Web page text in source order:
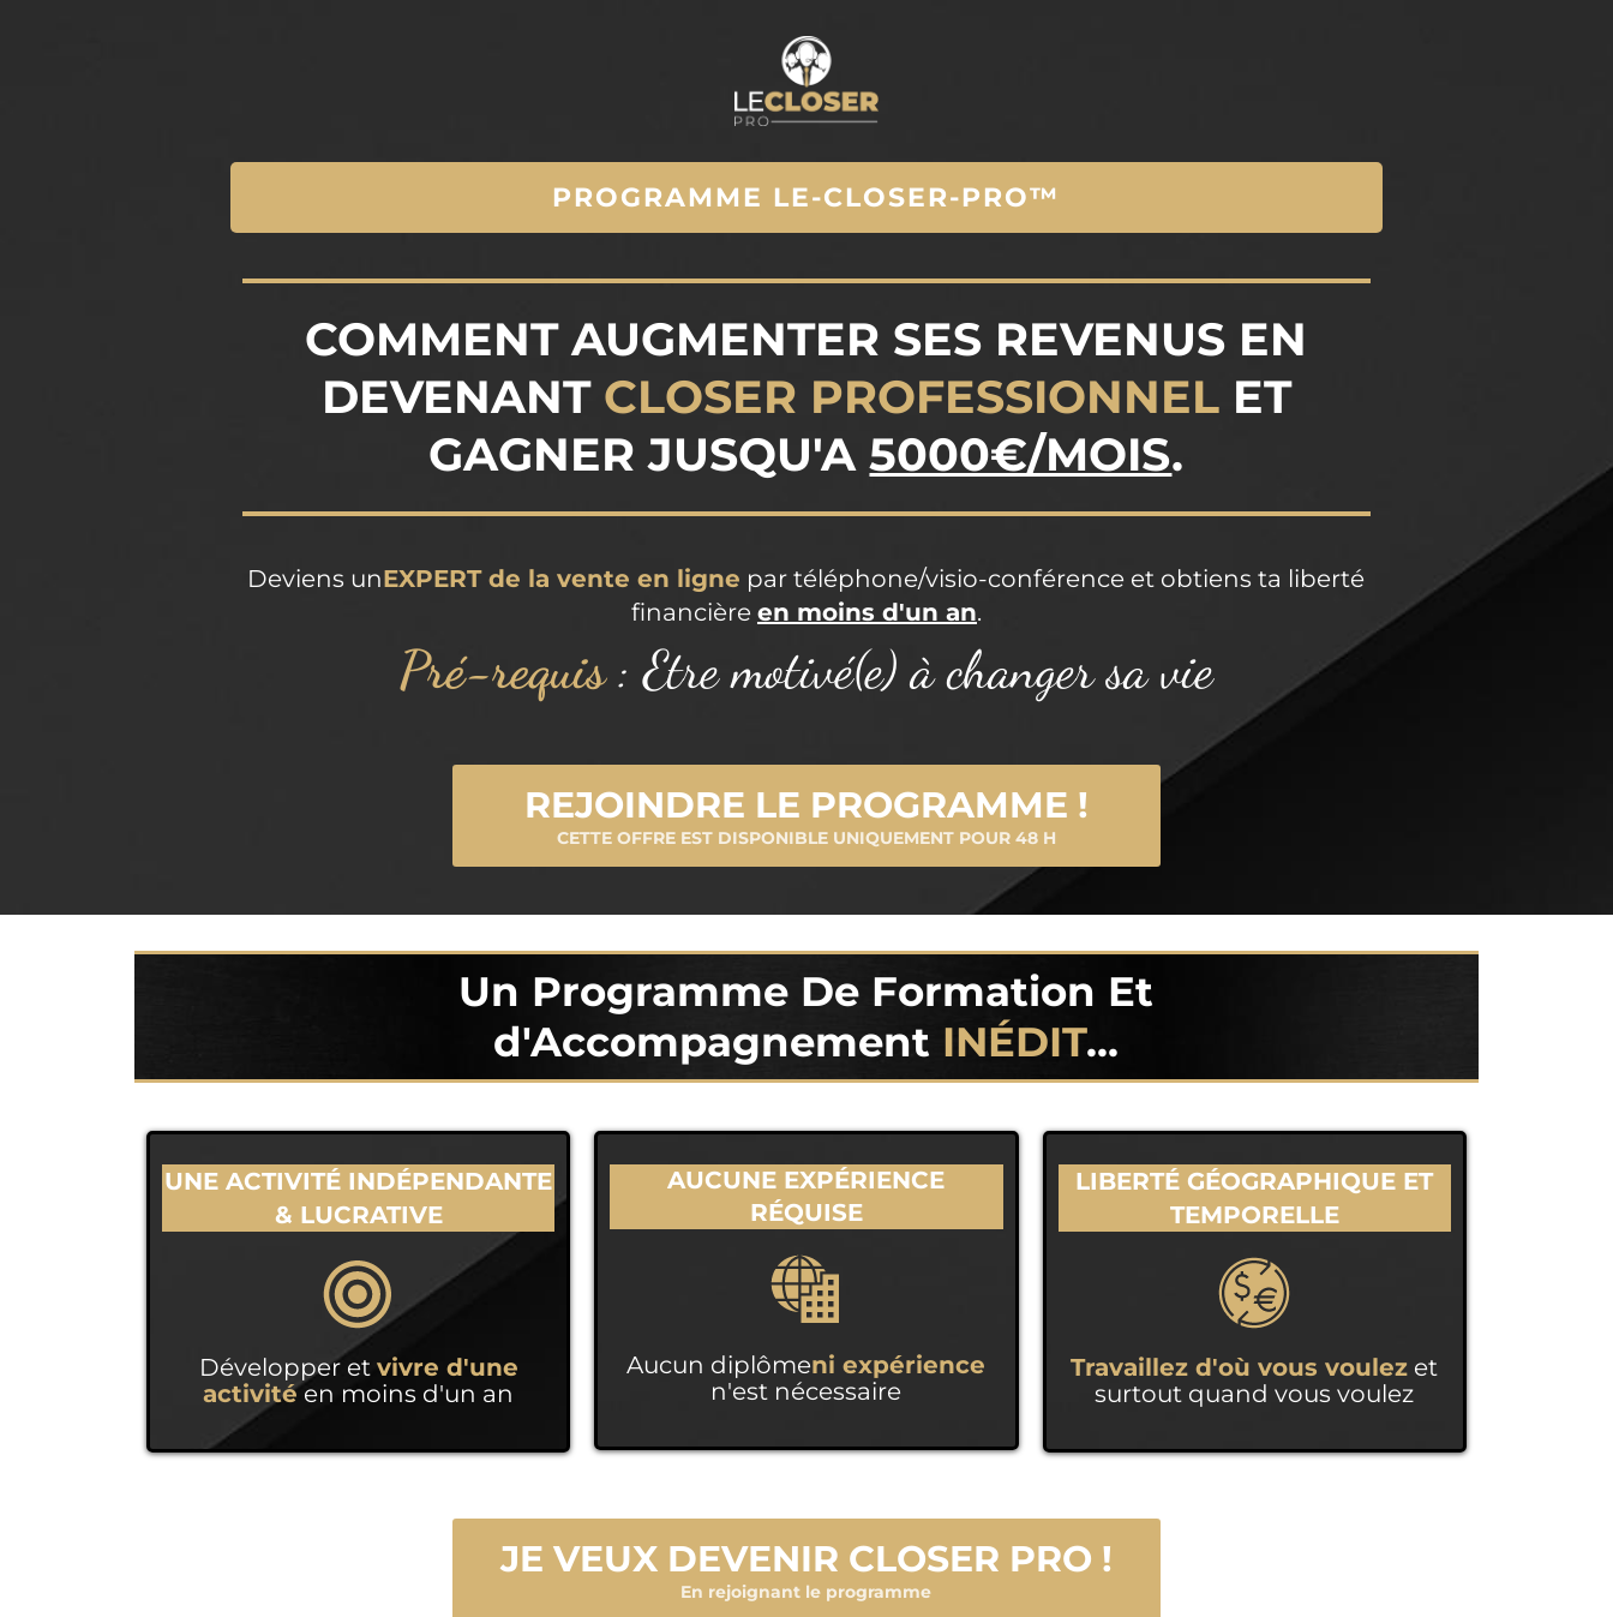
PROGRAMME LE-CLOSER-PRO™
COMMENT AUGMENTER SES REVENUS EN
DEVENANT CLOSER PROFESSIONNEL ET
GAGNER JUSQU'A5000€/MOIS.
Deviens unEXPERT de la vente en ligne par téléphone/visio-conférence et obtiens ta liberté
financière en moins d'un an.
Pré-requis: Etre motivé(e) à changer sa vie
REJOINDRE LE PROGRAMME !
CETTE OFFRE EST DISPONIBLE UNIQUEMENT POUR 48 H
Un Programme De Formation Et
d'Accompagnement INÉDIT...
UNE ACTIVITÉ INDÉPENDANTE
& LUCRATIVE
Développer et vivre d'une
activitéen moins d'un an
AUCUNE EXPÉRIENCE
RÉQUISE
Aucun diplômeni expérience
n'est nécessaire
LIBERTÉ GÉOGRAPHIQUE ET
TEMPORELLE
Travaillez d'où vous voulez et
surtout quand vous voulez
JE VEUX DEVENIR CLOSER PRO !
En rejoignant le programme